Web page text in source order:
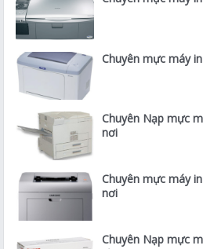
Chuyên mực máy
Chuyên Nạp mực
nơi
Chuyên mực máy
nơi
Chuyên Nạp mực